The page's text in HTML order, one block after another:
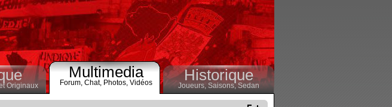
Originaux
Multimedia
Forum, Chat, Photos, Vidéos Historique
Joueurs, Saisons,Sedan